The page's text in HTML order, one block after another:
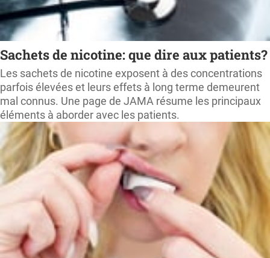
Sachets de nicotine: que dire aux patients?
Les sachets de nicotine exposent à des concentrations
parfois élevées et leurs effets à long terme demeurent
mal connus. Une page de JAMA résume les principaux
éléments à aborder avec les patients.